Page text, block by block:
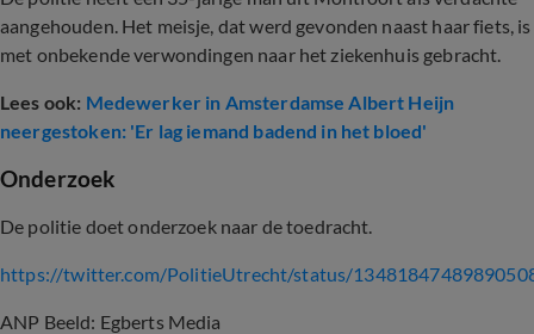
aangehouden. Het meisje, dat werd gevonden naast haar fiets, is
met onbekende verwondingen naar het ziekenhuis gebracht.
Lees ook: Medewerker in Amsterdamse Albert Heijn
neergestoken: 'Er lag iemand badend in het bloed'
Onderzoek
De politie doet onderzoek naar de toedracht.
https://twitter.com/PolitieUtrecht/status/
ANP Beeld: Egberts Media